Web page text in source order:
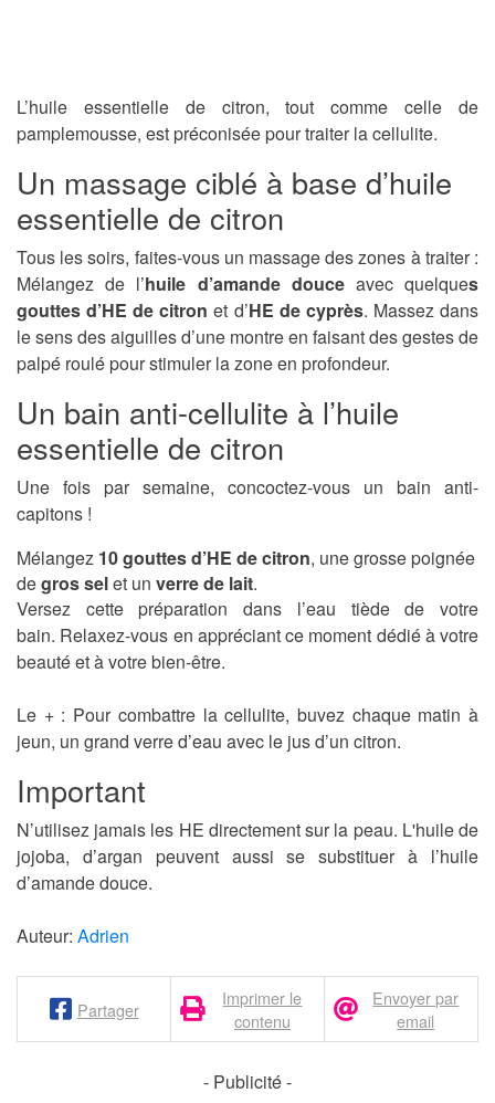
L’huile essentielle de citron, tout comme celle de
pamplemousse, est préconisée pour traiter la cellulite.
Un massage ciblé à base d’huile
essentielle de citron
Tous les soirs, faites-vous un massage des zones à traiter :
Mélangez de l’huile d’amande douceavec quelques
gouttes d’HE de citronet d’HE de cyprès. Massez dans
le sens des aiguilles d’une montre en faisant des gestes de
palpé roulé pour stimuler la zone en profondeur.
Un bain anti-cellulite à l’huile
essentielle de citron
Une fois par semaine, concoctez-vous un bain anti-
capitons !
Mélangez 10 gouttes d’HE de citron, une grosse poignée
degros selet un verre de lait.
Versez cette préparation dans l’eau tiède de votre
bain. Relaxez-vous en appréciant ce moment dédié à votre
beauté et à votre bien-être.
Le + : Pour combattre la cellulite, buvez chaque matin à
jeun, un grand verre d’eau avec le jus d’un citron.
Important
N’utilisez jamais les HE directement sur la peau. L'huile de
jojoba, d’argan peuvent aussi se substituer à l’huile
d’amande douce.
Auteur: Adrien
Partager
Imprimer le
contenu
Envoyer par
email
- Publicité -